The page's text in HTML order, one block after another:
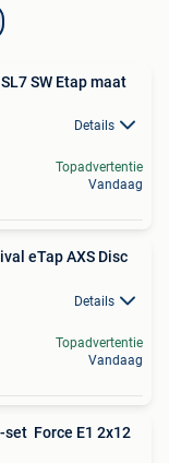
SW Etap maat
Details
Topadvertentie
Vandaag
eTap AXS Disc
Details
Topadvertentie
Vandaag
set Force E1 2x12